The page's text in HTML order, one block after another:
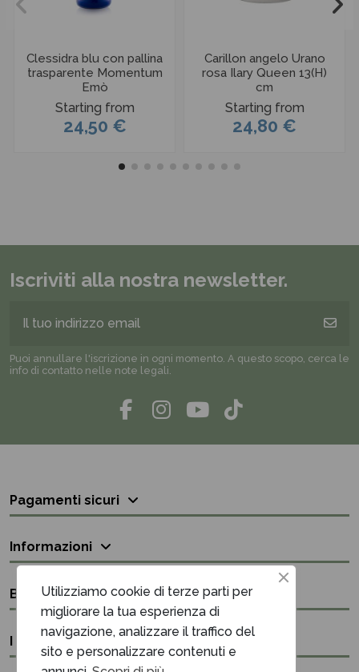
Clessidra blu con pallina
trasparente Momentum
Emò
Starting from
24,50 €
Carillon angelo Urano
rosa Ilary Queen 13(H)
cm
Starting from
24,80 €
Iscriviti alla nostra newsletter.
Puoi annullare l'iscrizione in ogni momento. A questo scopo, cerca le
info di contatto nelle note legali.
Pagamenti sicuri
Informazioni
Bisogno di aiuto?
I nostri contatti
Utilizziamo cookie di terze parti per
migliorare la tua esperienza di
navigazione, analizzare il traffico del
sito e personalizzare contenuti e